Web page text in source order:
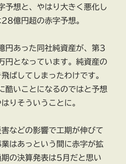
予想と、やはり大きく悪化し
億円超の赤字予想。
円あった同社純資産が、第3
円となっています。純資産の
ばしてしまったわけです。
酷いことになるのではと予想
りそういうことに。
などの影響で工期が伸びて
はあっという間に赤字が拡
の決算発表は5月だと思い